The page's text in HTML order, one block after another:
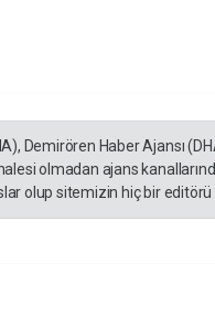
Demirören Haber Ajansı
olmadan ajans
olup sitemizin hiç bir editörü